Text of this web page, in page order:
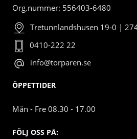
Org.nummer: 556403-6480
Tretunnlandshusen 19-0 |
0410-222 22
info@torparen.se
ÖPPETTIDER
Mån - Fre 08.30 - 17.00
FÖLJ OSS PÅ: